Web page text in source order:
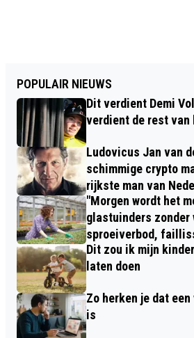
POPULAIR NIEUWS
Dit verdient Demi
verdient de rest van
Ludovicus Jan van
schimmige crypto
rijkste man van
"Morgen wordt het
glastuinders zonder
sproeiverbod,
Dit zou ik mijn
laten doen
Zo herken je dat
is